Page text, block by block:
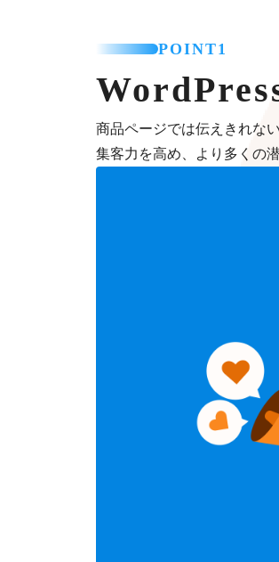
POINT1
商品ページでは伝えきれな
集客力を高め、より多くの